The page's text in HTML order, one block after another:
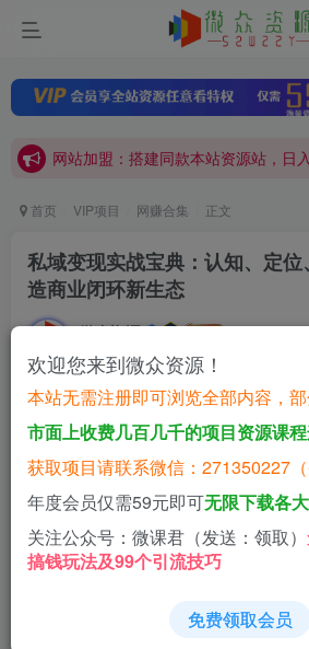
网站加盟：搭建同款本站资源站，日
开通会员，无限下载各大机构内部资源，一站式草根创业基地，最
网站加盟：搭建同款本站资源站，日
首页 VIP项目 网赚合集 正文
私域变现实战宝典：认知、定
造商业闭环新生态
微众资源
此内容为免费资源，请登录后查看
登录查看
该内容是一套私域变现实战宝典课程
和实操篇。认知篇主要讲解私域的概
欢迎您来到微众资源！
本站无需注册即可浏览全部内容，
市面上收费几百几千的项目资源课
获取项目请联系微信：271350227（
年度会员仅需59元即可无限下载各
关注公众号：微课君（发送：领取）
搞钱玩法及99个引流技巧
免费领取会员